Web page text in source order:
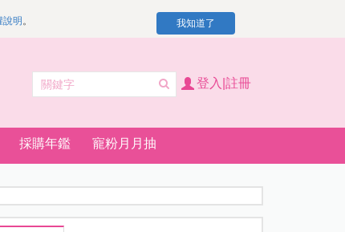
說明 。 我知道了
登入|註冊
採購年鑑 寵粉月月抽